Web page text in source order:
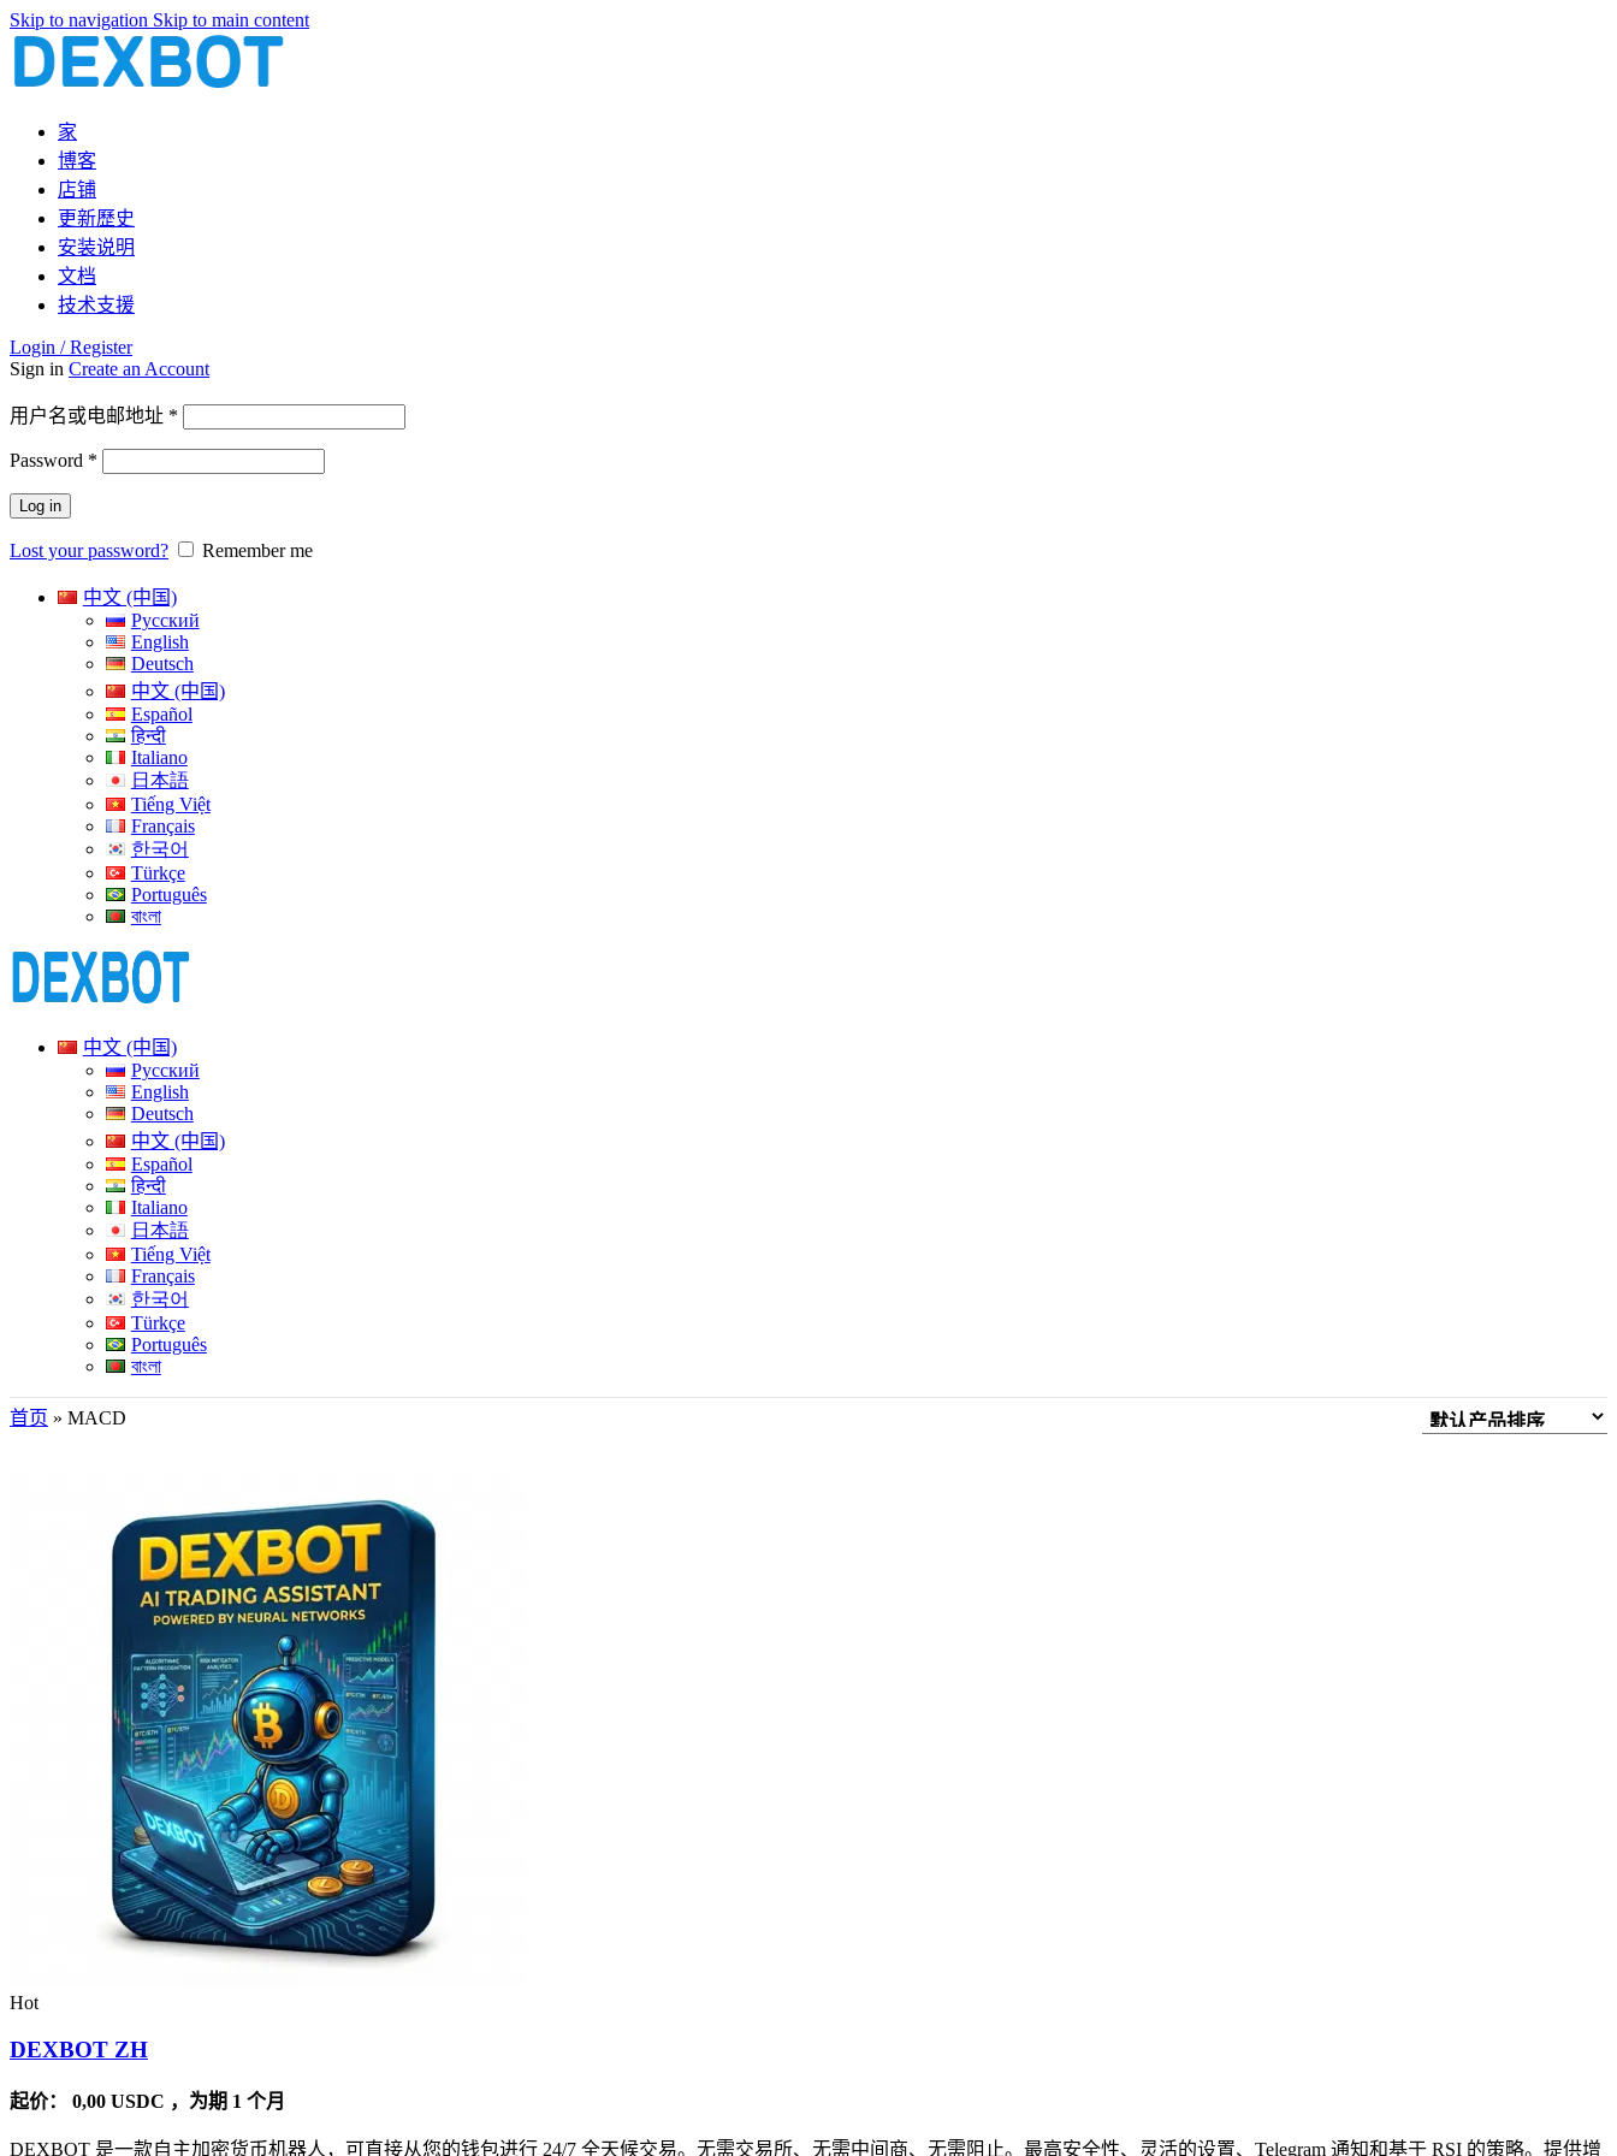
Skip to navigation Skip to main content
家
博客
店铺
更新歷史
安装说明
文档
技术支援
Login / Register
Sign in Create an Account
用户名或电邮地址 *
Password *
Log in
Lost your password? Remember me
中文 (中国)
Русский
English
Deutsch
中文 (中国)
Español
हिन्दी
Italiano
日本語
Tiếng Việt
Français
한국어
Türkçe
Português
বাংলা
中文 (中国)
Русский
English
Deutsch
中文 (中国)
Español
हिन्दी
Italiano
日本語
Tiếng Việt
Français
한국어
Türkçe
Português
বাংলা
首页 » MACD
Hot
DEXBOT ZH
起价： 0,00 USDC ，为期 1 个月
DEXBOT 是一款自主加密货币机器人，可直接从您的钱包进行 24/7 全天候交易。无需交易所、无需中间商、无需阻止。最高安全性、灵活的设置、Telegram 通知和基于 RSI 的策略。提供增